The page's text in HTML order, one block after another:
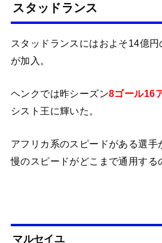
スタッドランス
スタッドランスにはおよそ14億
が加入。
ヘンクでは昨シーズン8ゴール16
シスト王に輝いた。
アフリカ系のスピードがある選手
慢のスピードがどこまで通用する
マルセイユ